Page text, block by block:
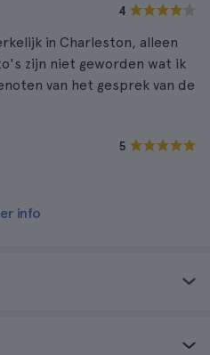
4
in Charleston, alleen
zijn niet geworden wat ik
van het gesprek van de
5
info